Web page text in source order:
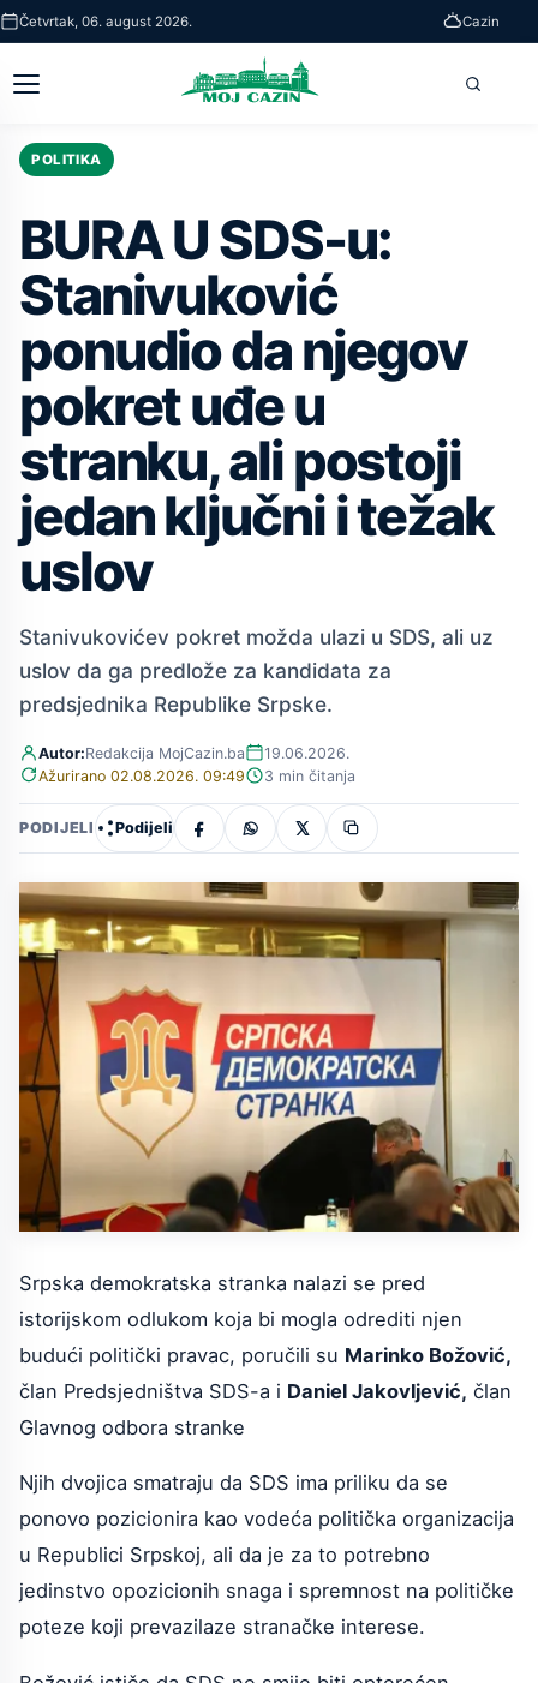
Skip
to
main
Četvrtak, 06. august 2026. Cazin
Otvori
meni
POLITIKA
BURA U SDS-u:
Stanivuković
ponudio da njegov
pokret uđe u
stranku, ali postoji
jedan ključni i težak
uslov
Stanivukovićev pokret možda ulazi u SDS, ali uz
uslov da ga predlože za kandidata za
predsjednika Republike Srpske.
Autor:Redakcija MojCazin.ba
19.06.2026.
Ažurirano 02.08.2026. 09:49
3 min čitanja
PODIJELI Podijeli
Srpska demokratska stranka nalazi se pred
istorijskom odlukom koja bi mogla odrediti njen
budući politički pravac, poručili su Marinko Božović,
član Predsjedništva SDS-a i Daniel Jakovljević, član
Glavnog odbora stranke
Njih dvojica smatraju da SDS ima priliku da se
ponovo pozicionira kao vodeća politička organizacija
u Republici Srpskoj, ali da je za to potrebno
jedinstvo opozicionih snaga i spremnost na političke
poteze koji prevazilaze stranačke interese.